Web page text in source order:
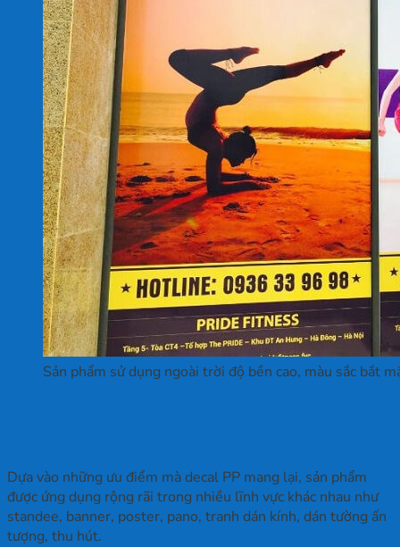
Sản phẩm sử dụng ngoài trời độ bền cao, màu sắc bắt
Dựa vào những ưu điểm mà decal PP mang lại, sản phẩm
được ứng dụng rộng rãi trong nhiều lĩnh vực khác nhau như
standee, banner, poster, pano, tranh dán kính, dán tường ấn
tượng, thu hút.